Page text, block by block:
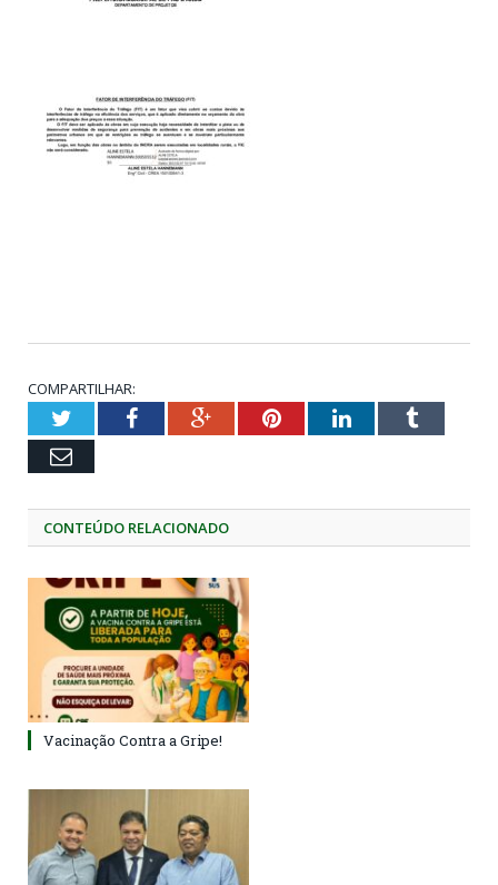
COMPARTILHAR:
TwitterFacebookGoogle+PinterestLinkedInTumblr
Email
CONTEÚDO RELACIONADO
Vacinação Contra a Gripe!